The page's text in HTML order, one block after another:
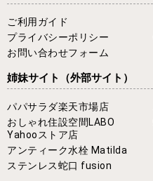
ご利用ガイド
プライバシーポリシー
お問い合わせフォーム
姉妹サイト （外部サイト）
パパサラダ楽天市場店
おしゃれ住設空間LABO
Yahooストア店
アンティーク水栓 Matilda
ステンレス蛇口 fusion